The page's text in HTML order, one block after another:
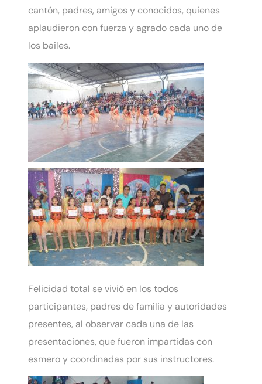
cantón, padres, amigos y conocidos, quienes
aplaudieron con fuerza y agrado cada uno de
los bailes.
Felicidad total se vivió en los todos
participantes, padres de familia y autoridades
presentes, al observar cada una de las
presentaciones, que fueron impartidas con
esmero y coordinadas por sus instructores.